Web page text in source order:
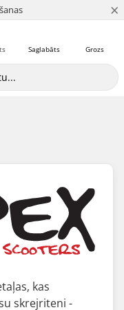
×
Grozs
Saglabāts
kas
skrejriteni -